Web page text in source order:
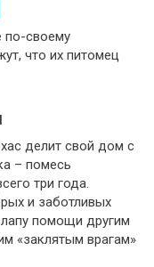
по-своему
что их питомец
делит свой дом с
– помесь
три года.
и заботливых
лапу помощи другим
«заклятым врагам»